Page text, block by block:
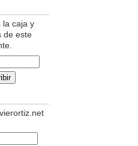
la caja y
de este